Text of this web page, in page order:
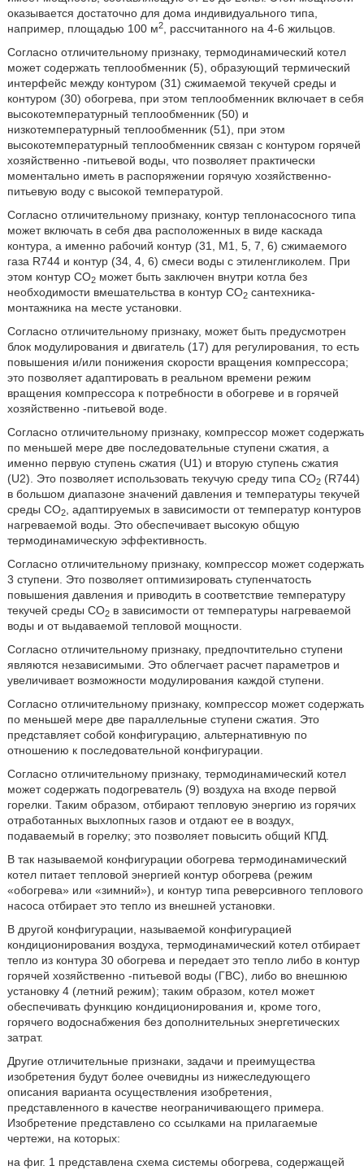
оказывается достаточно для дома индивидуального типа,
например, площадью 100 м2, рассчитанного на 4-6 жильцов.
Согласно отличительному признаку, термодинамический котел
может содержать теплообменник (5), образующий термический
интерфейс между контуром (31) сжимаемой текучей среды и
контуром (30) обогрева, при этом теплообменник включает в себя
высокотемпературный теплообменник (50) и
низкотемпературный теплообменник (51), при этом
высокотемпературный теплообменник связан с контуром горячей
хозяйственно -питьевой воды, что позволяет практически
моментально иметь в распоряжении горячую хозяйственно-
питьевую воду с высокой температурой.
Согласно отличительному признаку, контур теплонасосного типа
может включать в себя два расположенных в виде каскада
контура, а именно рабочий контур (31, М1, 5, 7, 6) сжимаемого
газа R744 и контур (34, 4, 6) смеси воды с этиленгликолем. При
этом контур СО2может быть заключен внутри котла без
необходимости вмешательства в контур СО2сантехника-
монтажника на месте установки.
Согласно отличительному признаку, может быть предусмотрен
блок модулирования и двигатель (17) для регулирования, то есть
повышения и/или понижения скорости вращения компрессора;
это позволяет адаптировать в реальном времени режим
вращения компрессора к потребности в обогреве и в горячей
хозяйственно -питьевой воде.
Согласно отличительному признаку, компрессор может содержать
по меньшей мере две последовательные ступени сжатия, а
именно первую ступень сжатия (U1) и вторую ступень сжатия
(U2). Это позволяет использовать текучую среду типа СО2(R744)
в большом диапазоне значений давления и температуры текучей
среды СО2, адаптируемых в зависимости от температур контуров
нагреваемой воды. Это обеспечивает высокую общую
термодинамическую эффективность.
Согласно отличительному признаку, компрессор может содержать
3 ступени. Это позволяет оптимизировать ступенчатость
повышения давления и приводить в соответствие температуру
текучей среды СО2в зависимости от температуры нагреваемой
воды и от выдаваемой тепловой мощности.
Согласно отличительному признаку, предпочтительно ступени
являются независимыми. Это облегчает расчет параметров и
увеличивает возможности модулирования каждой ступени.
Согласно отличительному признаку, компрессор может содержать
по меньшей мере две параллельные ступени сжатия. Это
представляет собой конфигурацию, альтернативную по
отношению к последовательной конфигурации.
Согласно отличительному признаку, термодинамический котел
может содержать подогреватель (9) воздуха на входе первой
горелки. Таким образом, отбирают тепловую энергию из горячих
отработанных выхлопных газов и отдают ее в воздух,
подаваемый в горелку; это позволяет повысить общий КПД.
В так называемой конфигурации обогрева термодинамический
котел питает тепловой энергией контур обогрева (режим
«обогрева» или «зимний»), и контур типа реверсивного теплового
насоса отбирает это тепло из внешней установки.
В другой конфигурации, называемой конфигурацией
кондиционирования воздуха, термодинамический котел отбирает
тепло из контура 30 обогрева и передает это тепло либо в контур
горячей хозяйственно -питьевой воды (ГВС), либо во внешнюю
установку 4 (летний режим); таким образом, котел может
обеспечивать функцию кондиционирования и, кроме того,
горячего водоснабжения без дополнительных энергетических
затрат.
Другие отличительные признаки, задачи и преимущества
изобретения будут более очевидны из нижеследующего
описания варианта осуществления изобретения,
представленного в качестве неограничивающего примера.
Изобретение представлено со ссылками на прилагаемые
чертежи, на которых:
на фиг. 1 представлена схема системы обогрева, содержащей